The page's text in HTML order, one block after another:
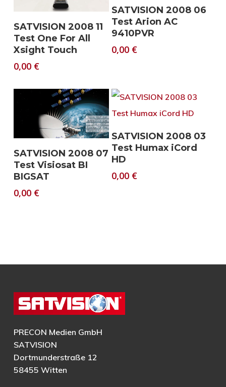
Download
SATVISION 2008 11
Test One For All
Xsight Touch
0,00 €
Download
SATVISION 2008 06
Test Arion AC
9410PVR
0,00 €
Download
SATVISION 2008 07
Test Visiosat BI
BIGSAT
0,00 €
Download
SATVISION 2008 03
Test Humax iCord
HD
0,00 €
PRECON Medien GmbH
SATVISION
Dortmunderstraße 12
58455 Witten